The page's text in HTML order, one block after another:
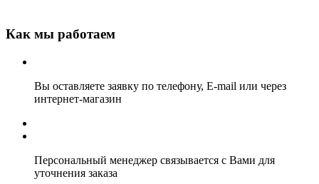
Как мы работаем
Вы оставляете заявку по телефону, E-mail или через
интернет-магазин
Персональный менеджер связывается с Вами для
уточнения заказа